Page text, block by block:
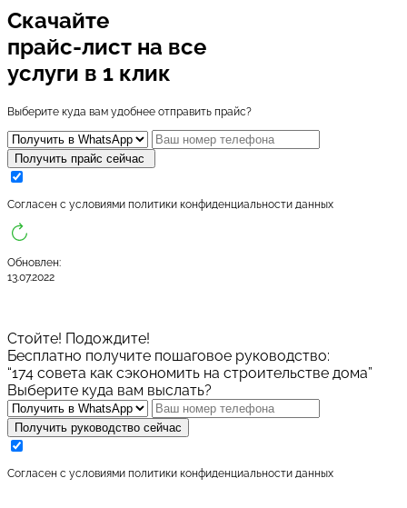
Скачайте
прайс-лист на все
услуги в 1 клик
Выберите куда вам удобнее отправить прайс?
Получить прайс сейчас
Cогласен с условиями политики конфиденциальности данных
Обновлен:
13.07.2022
Стойте! Подождите!
Бесплатно получите пошаговое руководство:
“174 совета как сэкономить на строительстве дома”
Выберите куда вам выслать?
Получить руководство сейчас
Cогласен с условиями политики конфиденциальности данных